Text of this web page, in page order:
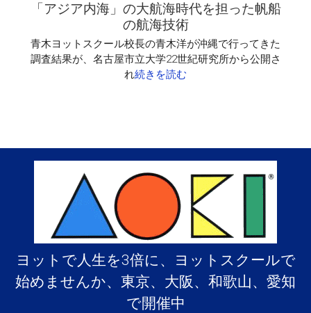
「アジア内海」の大航海時代を担った帆船
の航海技術
青木ヨットスクール校長の青木洋が沖縄で行ってきた
調査結果が、名古屋市立大学22世紀研究所から公開さ
れ続きを読む
ヨットで人生を3倍に、ヨットスクールで
始めませんか、東京、大阪、和歌山、愛知
で開催中